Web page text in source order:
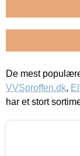
De mest
VVSproffen.dk,
har et stort